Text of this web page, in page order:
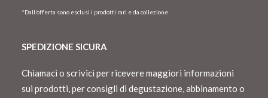
*Dall’offerta sono esclusi i prodotti rari e da collezione
SPEDIZIONE SICURA
Chiamaci o scrivici per ricevere maggiori informazioni
sui prodotti, per consigli di degustazione, abbinamento o